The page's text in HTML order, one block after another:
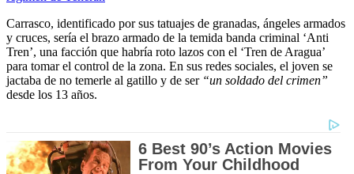
Carrasco, identificado por sus tatuajes de granadas, ángeles armados
y cruces, sería el brazo armado de la temida banda criminal ‘Anti
Tren’, una facción que habría roto lazos con el ‘Tren de Aragua’
para tomar el control de la zona. En sus redes sociales, el joven se
jactaba de no temerle al gatillo y de ser “un soldado del crimen”
desde los 13 años.